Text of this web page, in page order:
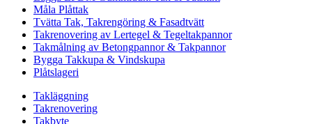
Måla Plåttak
Tvätta Tak, Takrengöring & Fasadtvätt
Takrenovering av Lertegel & Tegeltakpannor
Takmålning av Betongpannor & Takpannor
Bygga Takkupa & Vindskupa
Plåtslageri
Takläggning
Takrenovering
Takbyte